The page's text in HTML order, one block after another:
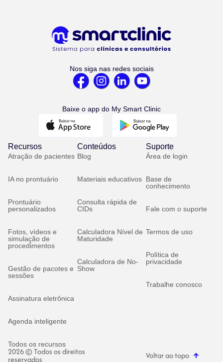
Nos siga nas redes sociais
Baixe o app do My Smart Clinic
Recursos
Atração de pacientes
IA no prontuário
Prontuário
personalizados
Fotos, vídeos e
simulação de
procedimentos
Gestão de pacotes e
sessões
Assinatura eletrônica
Agenda inteligente
Todos os recursos
Conteúdos
Blog
Materiais educativos
Consulta rápida de
CIDs
Calculadora Nível de
Maturidade
Calculadora de No-
Show
Suporte
Área de login
Base de
conhecimento
Fale com o suporte
Termos de uso
Política de
privacidade
Trabalhe conosco
2026 © Todos os direitos
reservados Voltar ao topo